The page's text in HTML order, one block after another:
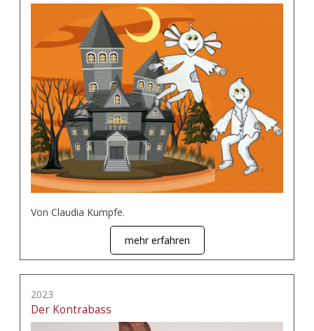
Von Claudia Kumpfe.
mehr erfahren
2023
Der Kontrabass